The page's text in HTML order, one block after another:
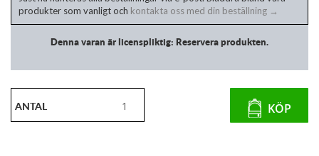
produkter som vanligt och kontakta oss med din beställning →
Denna varan är licenspliktig: Reservera produkten.
ANTAL KÖP